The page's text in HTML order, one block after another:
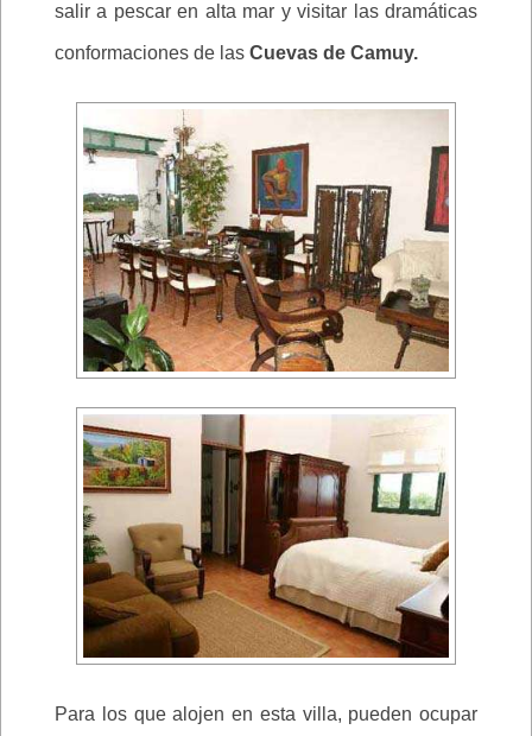
salir a pescar en alta mar y visitar las dramáticas
conformaciones de las Cuevas de Camuy.
Para los que alojen en esta villa, pueden ocupar